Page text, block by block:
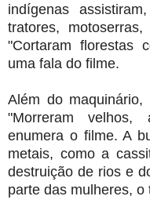
indígenas
tratores,
"Cortaram florestas
uma fala do filme.
Além do maquinário,
"Morreram velhos,
enumera o filme. A
metais, como a
destruição de rios e
parte das mulheres,